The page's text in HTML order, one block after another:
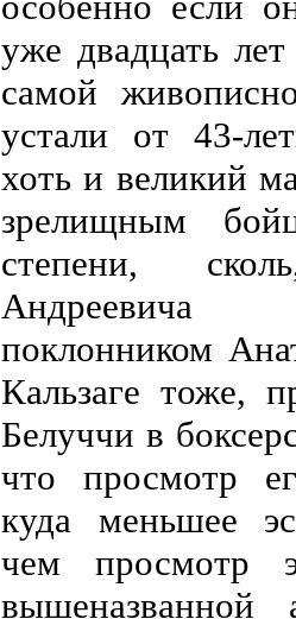
уже двадцать
самой
устали от 43-
хоть и великий
зрелищным
степени,
Андреевича
поклонником
Кальзаге тоже,
Белуччи в
что просмотр
куда меньшее
чем просмотр